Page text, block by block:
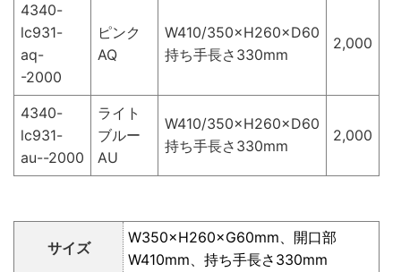
4340-
lc931-
aq-
-2000
ピンク
AQ
W410/350×H260×D60
持ち手長さ330mm
2,000
4340-
lc931-
au--2000
ライト
ブルー
AU
W410/350×H260×D60
持ち手長さ330mm
2,000
サイズ
W350×H260×G60mm、開口部
W410mm、持ち手長さ330mm